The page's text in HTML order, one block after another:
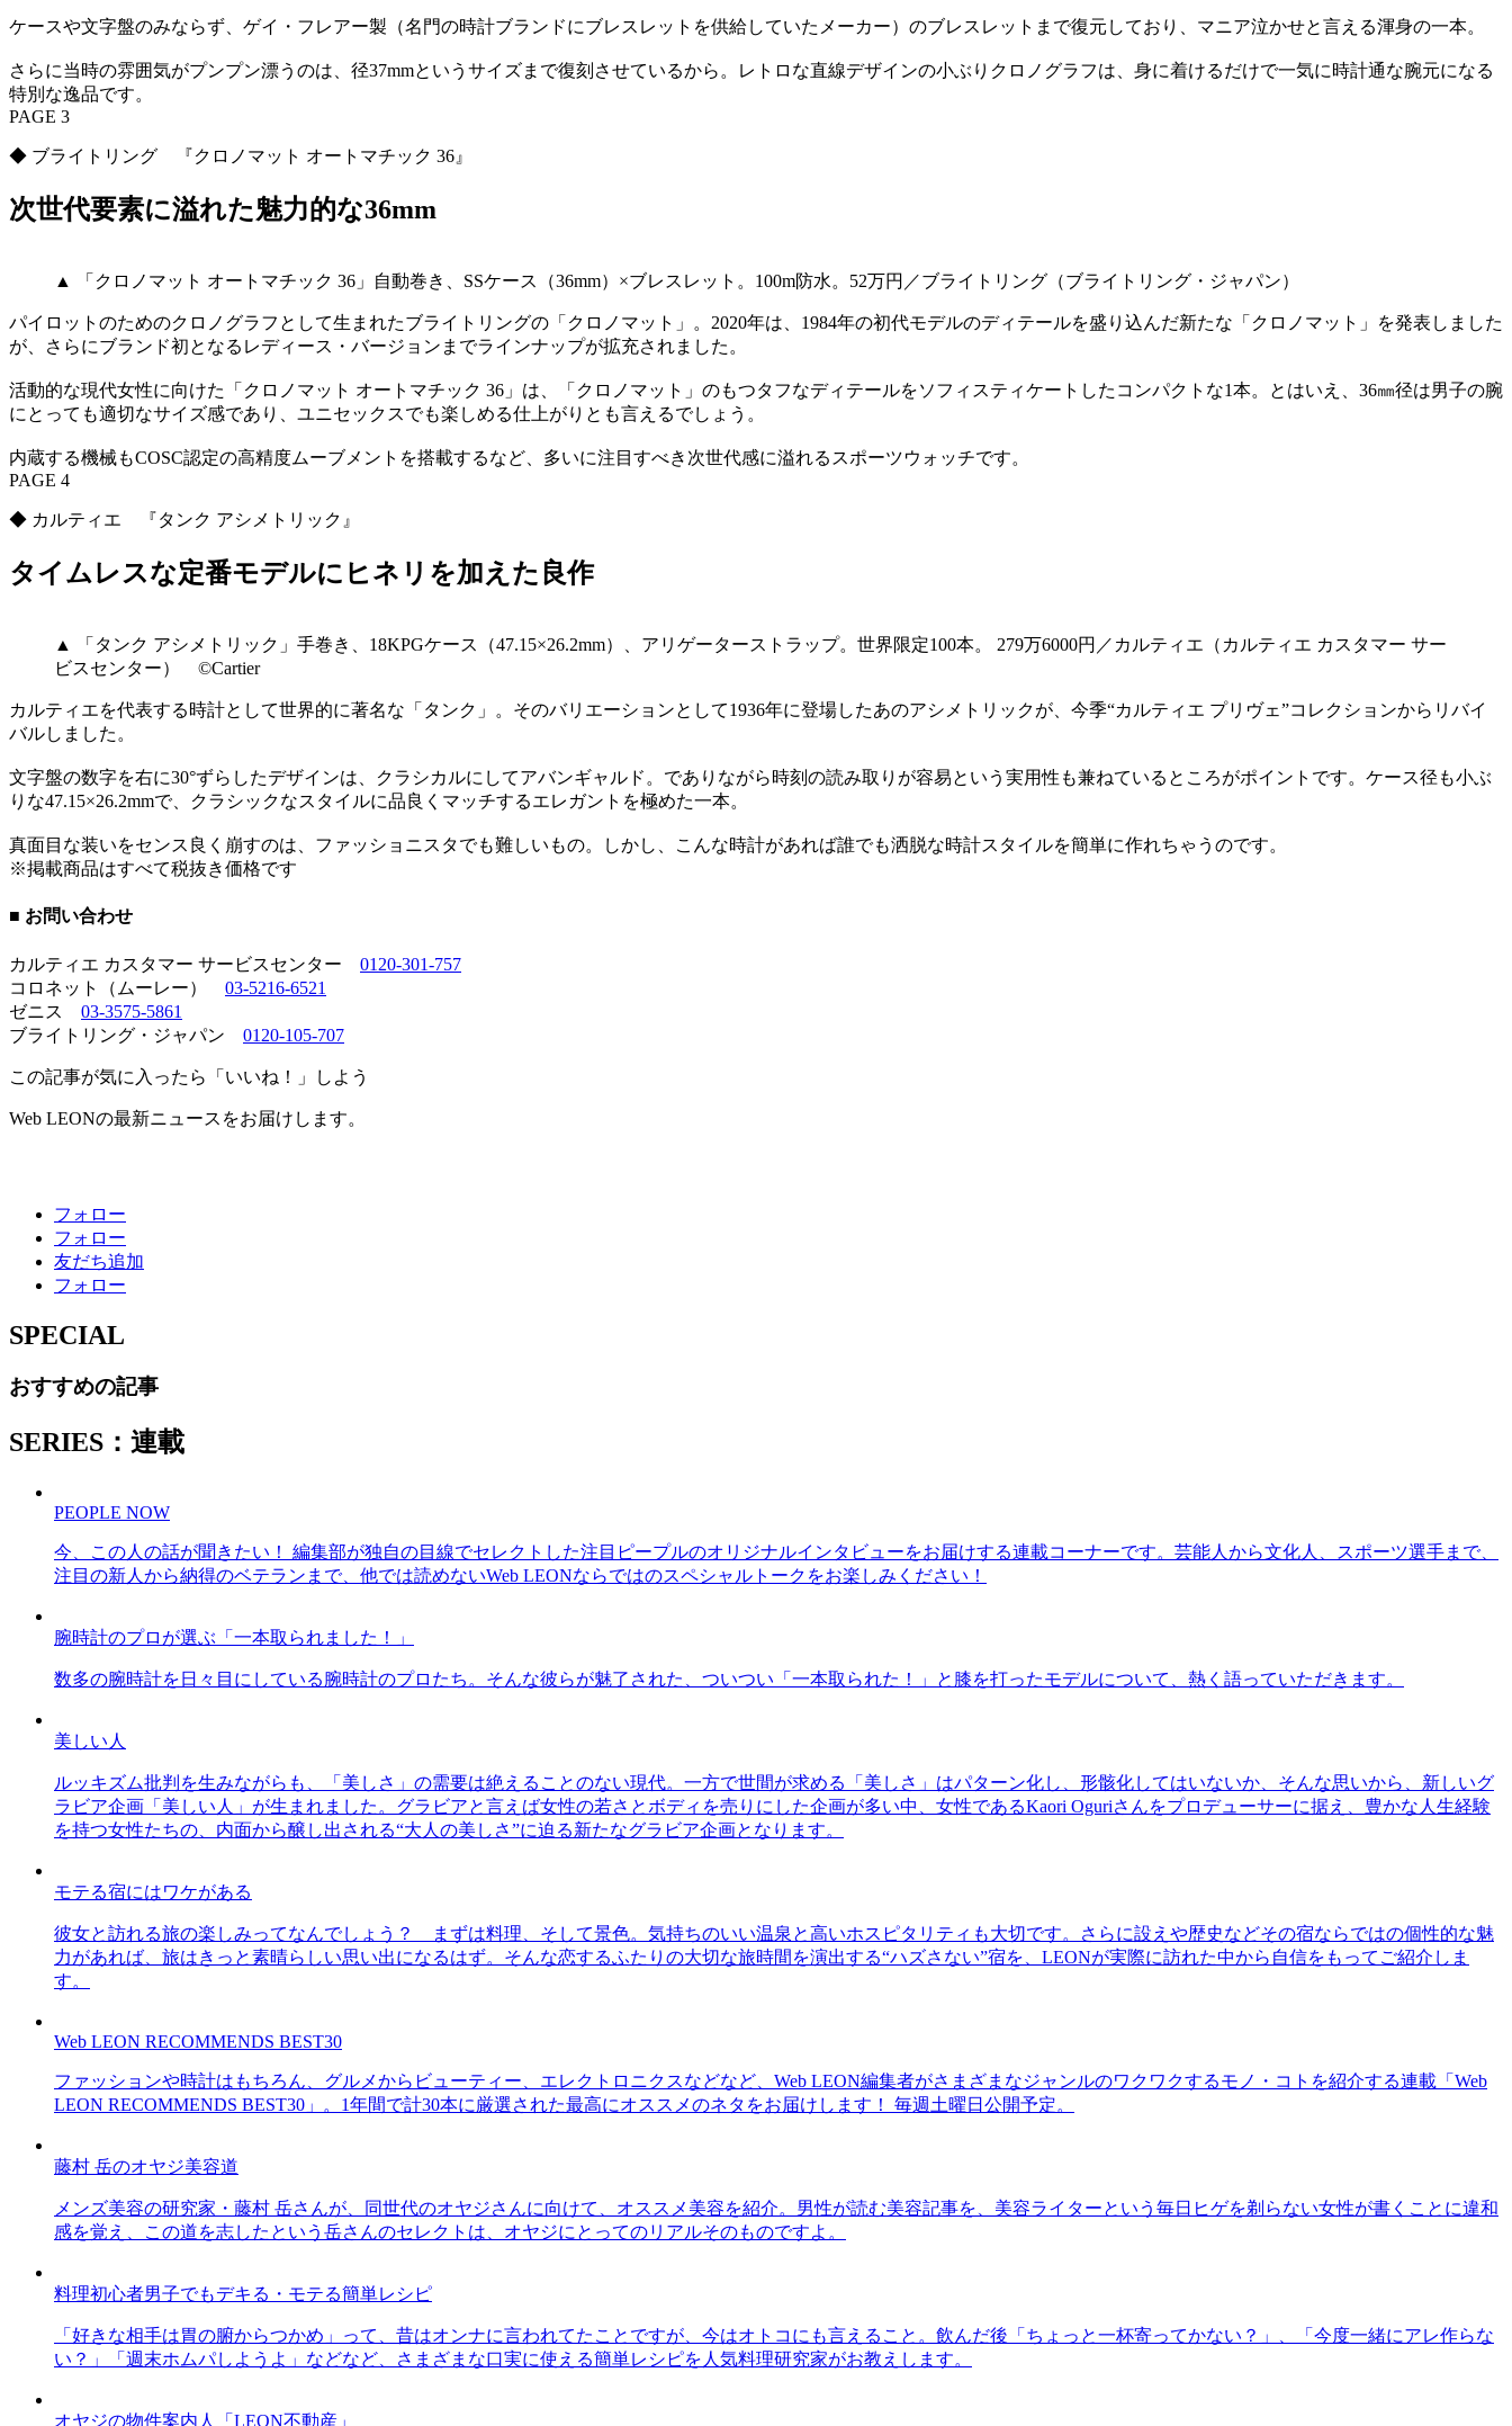
ケースや文字盤のみならず、ゲイ・フレアー製（名門の時計ブランドにブレスレットを供給していたメーカー）のブレスレットまで復元しており、マニア泣かせと言える渾身の一本。
さらに当時の雰囲気がプンプン漂うのは、径37mmというサイズまで復刻させているから。レトロな直線デザインの小ぶりクロノグラフは、身に着けるだけで一気に時計通な腕元になる
特別な逸品です。
PAGE 3
◆ ブライトリング 『クロノマット オートマチック 36』
次世代要素に溢れた魅力的な36mm
▲ 「クロノマット オートマチック 36」自動巻き、SSケース（36mm）×ブレスレット。100m防水。52万円／ブライトリング（ブライトリング・ジャパン）
パイロットのためのクロノグラフとして生まれたブライトリングの「クロノマット」。2020年は、1984年の初代モデルのディテールを盛り込んだ新たな「クロノマット」を発表しました
が、さらにブランド初となるレディース・バージョンまでラインナップが拡充されました。
活動的な現代女性に向けた「クロノマット オートマチック 36」は、「クロノマット」のもつタフなディテールをソフィスティケートしたコンパクトな1本。とはいえ、36㎜径は男子の腕
にとっても適切なサイズ感であり、ユニセックスでも楽しめる仕上がりとも言えるでしょう。
内蔵する機械もCOSC認定の高精度ムーブメントを搭載するなど、多いに注目すべき次世代感に溢れるスポーツウォッチです。
PAGE 4
◆ カルティエ 『タンク アシメトリック』
タイムレスな定番モデルにヒネリを加えた良作
▲ 「タンク アシメトリック」手巻き、18KPGケース（47.15×26.2mm）、アリゲーターストラップ。世界限定100本。 279万6000円／カルティエ（カルティエ カスタマー サー
ビスセンター） ©Cartier
カルティエを代表する時計として世界的に著名な「タンク」。そのバリエーションとして1936年に登場したあのアシメトリックが、今季“カルティエ プリヴェ”コレクションからリバイ
バルしました。
文字盤の数字を右に30°ずらしたデザインは、クラシカルにしてアバンギャルド。でありながら時刻の読み取りが容易という実用性も兼ねているところがポイントです。ケース径も小ぶ
りな47.15×26.2mmで、クラシックなスタイルに品良くマッチするエレガントを極めた一本。
真面目な装いをセンス良く崩すのは、ファッショニスタでも難しいもの。しかし、こんな時計があれば誰でも洒脱な時計スタイルを簡単に作れちゃうのです。
※掲載商品はすべて税抜き価格です
■ お問い合わせ
カルティエ カスタマー サービスセンター 0120-301-757
コロネット（ムーレー） 03-5216-6521
ゼニス 03-3575-5861
ブライトリング・ジャパン 0120-105-707
この記事が気に入ったら「いいね！」しよう
Web LEONの最新ニュースをお届けします。
フォロー
フォロー
友だち追加
フォロー
SPECIAL
おすすめの記事
SERIES：連載
PEOPLE NOW
今、この人の話が聞きたい！ 編集部が独自の目線でセレクトした注目ピープルのオリジナルインタビューをお届けする連載コーナーです。芸能人から文化人、スポーツ選手まで、
注目の新人から納得のベテランまで、他では読めないWeb LEONならではのスペシャルトークをお楽しみください！
腕時計のプロが選ぶ「一本取られました！」
数多の腕時計を日々目にしている腕時計のプロたち。そんな彼らが魅了された、ついつい「一本取られた！」と膝を打ったモデルについて、熱く語っていただきます。
美しい人
ルッキズム批判を生みながらも、「美しさ」の需要は絶えることのない現代。一方で世間が求める「美しさ」はパターン化し、形骸化してはいないか、そんな思いから、新しいグ
ラビア企画「美しい人」が生まれました。グラビアと言えば女性の若さとボディを売りにした企画が多い中、女性であるKaori Oguriさんをプロデューサーに据え、豊かな人生経験
を持つ女性たちの、内面から醸し出される“大人の美しさ”に迫る新たなグラビア企画となります。
モテる宿にはワケがある
彼女と訪れる旅の楽しみってなんでしょう？ まずは料理、そして景色。気持ちのいい温泉と高いホスピタリティも大切です。さらに設えや歴史などその宿ならではの個性的な魅
力があれば、旅はきっと素晴らしい思い出になるはず。そんな恋するふたりの大切な旅時間を演出する“ハズさない”宿を、LEONが実際に訪れた中から自信をもってご紹介しま
す。
Web LEON RECOMMENDS BEST30
ファッションや時計はもちろん、グルメからビューティー、エレクトロニクスなどなど、Web LEON編集者がさまざまなジャンルのワクワクするモノ・コトを紹介する連載「Web
LEON RECOMMENDS BEST30」。1年間で計30本に厳選された最高にオススメのネタをお届けします！ 毎週土曜日公開予定。
藤村 岳のオヤジ美容道
メンズ美容の研究家・藤村 岳さんが、同世代のオヤジさんに向けて、オススメ美容を紹介。男性が読む美容記事を、美容ライターという毎日ヒゲを剃らない女性が書くことに違和
感を覚え、この道を志したという岳さんのセレクトは、オヤジにとってのリアルそのものですよ。
料理初心者男子でもデキる・モテる簡単レシピ
「好きな相手は胃の腑からつかめ」って、昔はオンナに言われてたことですが、今はオトコにも言えること。飲んだ後「ちょっと一杯寄ってかない？」、「今度一緒にアレ作らな
い？」「週末ホムパしようよ」などなど、さまざまな口実に使える簡単レシピを人気料理研究家がお教えします。
オヤジの物件案内人「LEON不動産」